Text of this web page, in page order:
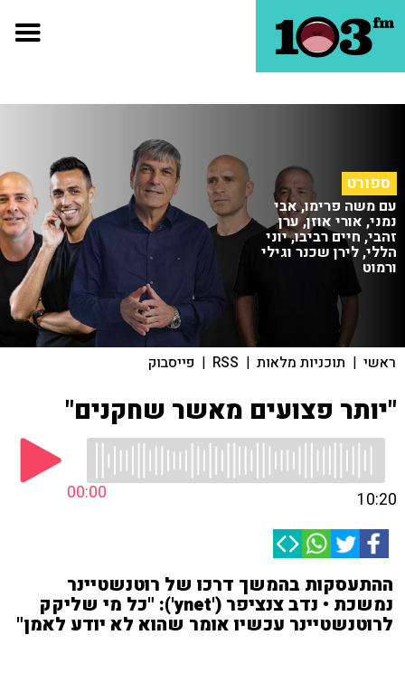
ספורט
עם משה פרימו, אבי
נמני, אורי אוזן, ערן
זהבי, חיים רביבו, יוני
הללי, לירן שכנר וגילי
ורמוט
ראשי | תוכניות מלאות |
RSS
| פייסבוק
"יותר פצועים מאשר שחקנים"
00:00 10:20
ההתעסקות בהמשך דרכו של רוטנשטיינר
נמשכת • נדב צנציפר ('ynet'): "כל מי שליקק
לרוטנשטיינר עכשיו אומר שהוא לא יודע לאמן"